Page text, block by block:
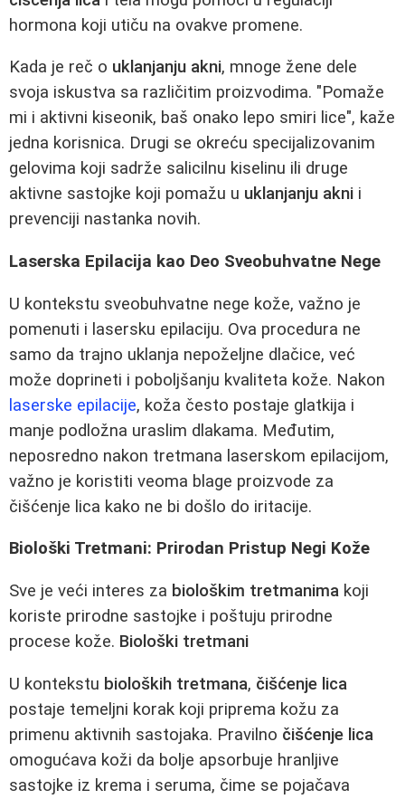
hormona koji utiču na ovakve promene.
Kada je reč o uklanjanju akni, mnoge žene dele
svoja iskustva sa različitim proizvodima. "Pomaže
mi i aktivni kiseonik, baš onako lepo smiri lice", kaže
jedna korisnica. Drugi se okreću specijalizovanim
gelovima koji sadrže salicilnu kiselinu ili druge
aktivne sastojke koji pomažu u uklanjanju akni i
prevenciji nastanka novih.
Laserska Epilacija kao Deo Sveobuhvatne Nege
U kontekstu sveobuhvatne nege kože, važno je
pomenuti i lasersku epilaciju. Ova procedura ne
samo da trajno uklanja nepoželjne dlačice, već
može doprineti i poboljšanju kvaliteta kože. Nakon
laserske epilacije, koža često postaje glatkija i
manje podložna uraslim dlakama. Međutim,
neposredno nakon tretmana laserskom epilacijom,
važno je koristiti veoma blage proizvode za
čišćenje lica kako ne bi došlo do iritacije.
Biološki Tretmani: Prirodan Pristup Negi Kože
Sve je veći interes za biološkim tretmanima koji
koriste prirodne sastojke i poštuju prirodne
procese kože. Biološki tretmani
U kontekstu bioloških tretmana, čišćenje lica
postaje temeljni korak koji priprema kožu za
primenu aktivnih sastojaka. Pravilno čišćenje lica
omogućava koži da bolje apsorbuje hranljive
sastojke iz krema i seruma, čime se pojačava